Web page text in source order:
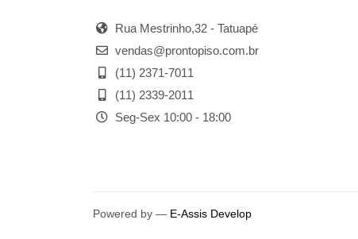
PAINEL RIPADO PARA
REVESTIMENTO
PISO PAVIFLEX
PISO VINILICO EM MANTA
RESIDENCIAL
Rua Mestrinho,32 - Tatuapé
vendas@prontopiso.com.br
(11) 2371-7011
(11) 2339-2011
Seg-Sex 10:00 - 18:00
Powered by — E-Assis Develop